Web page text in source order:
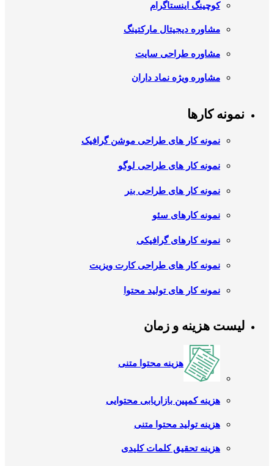
کوچینگ اینستاگرام
مشاوره دیجیتال مارکتینگ
مشاوره طراحی سایت
مشاوره ویژه نماد داران
نمونه کارها
نمونه کار های طراحی موشن گرافیک
نمونه کار های طراحی لوگو
نمونه کار های طراحی بنر
نمونه کارهای سئو
نمونه کارهای گرافیکی
نمونه کار های طراحی کارت ویزیت
نمونه کار های تولید محتوا
لیست هزینه و زمان
هزینه محتوا متنی
هزینه کمپین بازاریابی محتوایی
هزینه تولید محتوا متنی
هزینه تحقیق کلمات کلیدی